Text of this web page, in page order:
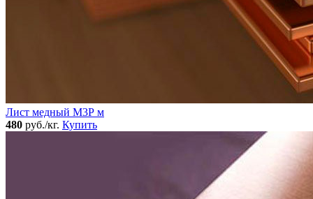
Лист медный М3Р м
480 руб./кг. Купить